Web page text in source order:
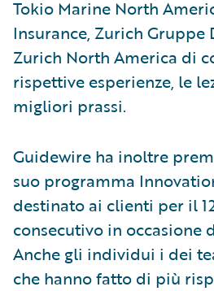
Tokio Marine North
Insurance, Zurich Gruppe
Zurich North America di
rispettive esperienze, le
migliori prassi.
Guidewire ha inoltre
suo programma
destinato ai clienti per il
consecutivo in occasione
Anche gli individui i dei
che hanno fatto di più